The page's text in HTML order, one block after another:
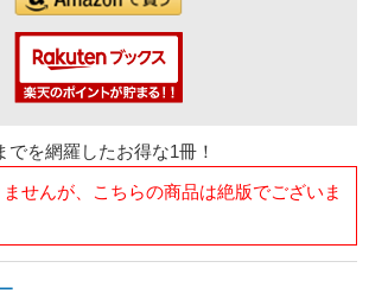
を網羅したお得な1冊！
せんが、こちらの商品は絶版でございま